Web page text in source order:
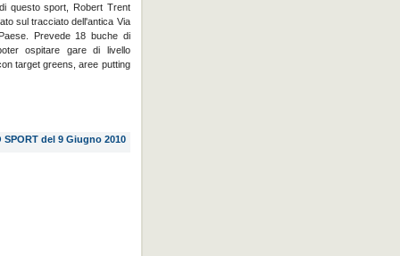
questo sport, Robert Trent
sul tracciato dell'antica Via
Prevede 18 buche di
ospitare gare di livello
target greens, aree putting
del 9 Giugno 2010